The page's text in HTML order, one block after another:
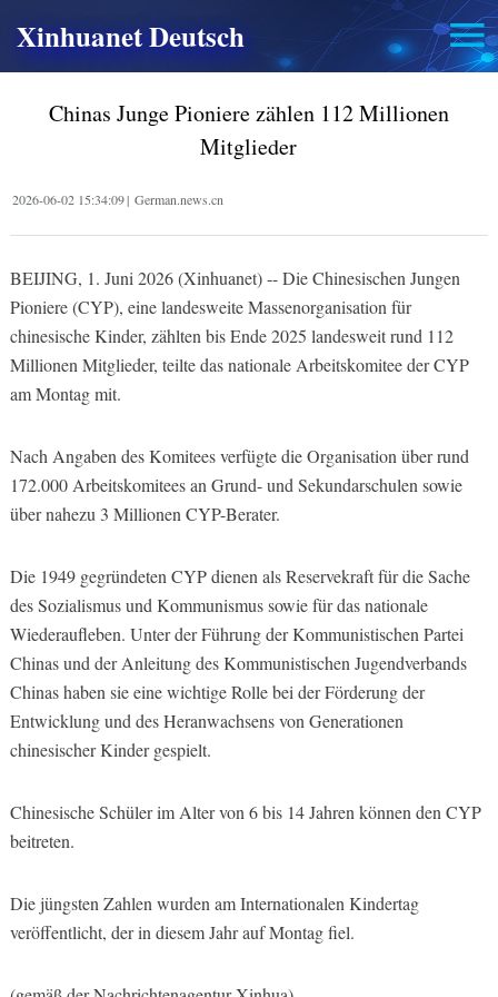
Xinhuanet Deutsch
Chinas Junge Pioniere zählen 112 Millionen
Mitglieder
2026-06-02 15:34:09| German.news.cn
BEIJING, 1. Juni 2026 (Xinhuanet) -- Die Chinesischen Jungen
Pioniere (CYP), eine landesweite Massenorganisation für
chinesische Kinder, zählten bis Ende 2025 landesweit rund 112
Millionen Mitglieder, teilte das nationale Arbeitskomitee der CYP
am Montag mit.
Nach Angaben des Komitees verfügte die Organisation über rund
172.000 Arbeitskomitees an Grund- und Sekundarschulen sowie
über nahezu 3 Millionen CYP-Berater.
Die 1949 gegründeten CYP dienen als Reservekraft für die Sache
des Sozialismus und Kommunismus sowie für das nationale
Wiederaufleben. Unter der Führung der Kommunistischen Partei
Chinas und der Anleitung des Kommunistischen Jugendverbands
Chinas haben sie eine wichtige Rolle bei der Förderung der
Entwicklung und des Heranwachsens von Generationen
chinesischer Kinder gespielt.
Chinesische Schüler im Alter von 6 bis 14 Jahren können den CYP
beitreten.
Die jüngsten Zahlen wurden am Internationalen Kindertag
veröffentlicht, der in diesem Jahr auf Montag fiel.